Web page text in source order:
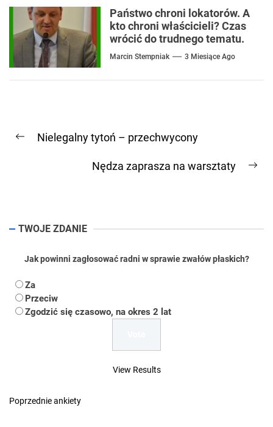
Państwo chroni lokatorów. A
kto chroni właścicieli? Czas
wrócić do trudnego tematu.
Marcin Stempniak 3 Miesiące Ago
wpisu
Previous
Nielegalny tytoń – przechwycony
Nędza zaprasza na warsztaty
TWOJE ZDANIE
Jak powinni zagłosować radni w sprawie zwałów płaskich?
Za
Przeciw
Zgodzić się czasowo, na okres 2 lat
View Results
Poprzednie ankiety